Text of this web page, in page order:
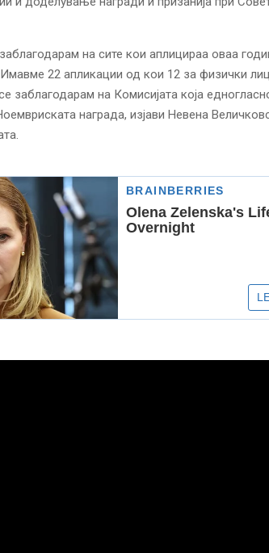
на сите кои аплицираа оваа
22 апликации од кои 12 за физички
заблагодарам на Комисијата која
награда, изјави Невена